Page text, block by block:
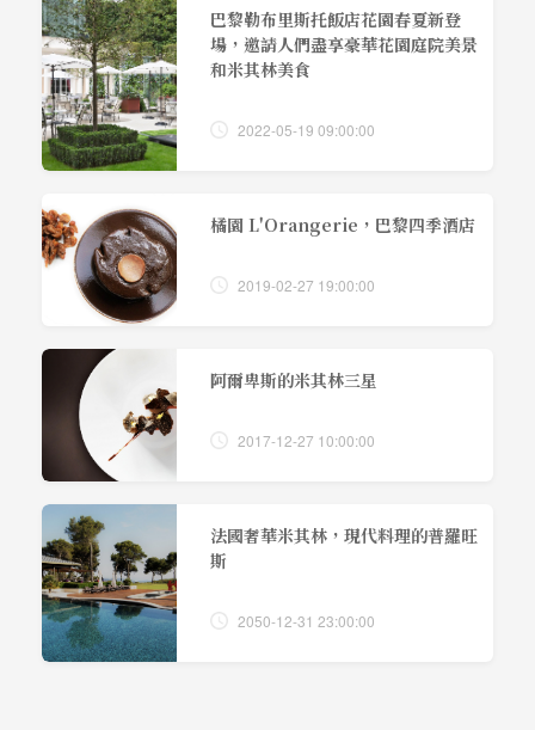
巴黎勒布里斯托飯店花園春夏新登
場，邀請人們盡享豪華花園庭院美景
和米其林美食
2022-05-19 09:00:00
橘園 L'Orangerie，巴黎四季酒店
2019-02-27 19:00:00
阿爾卑斯的米其林三星
2017-12-27 10:00:00
法國奢華米其林，現代料理的普羅旺
斯
2050-12-31 23:00:00